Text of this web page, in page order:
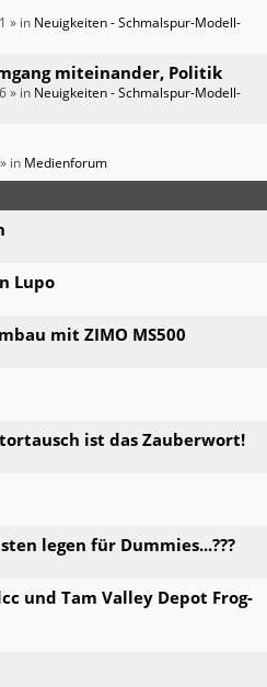
» in Neuigkeiten - Schmalspur-Modell-
miteinander, Politik
» in Neuigkeiten - Schmalspur-Modell-
» in Medienforum
Lupo
mit ZIMO MS500
ist das Zauberwort!
legen für Dummies...???
und Tam Valley Depot Frog-